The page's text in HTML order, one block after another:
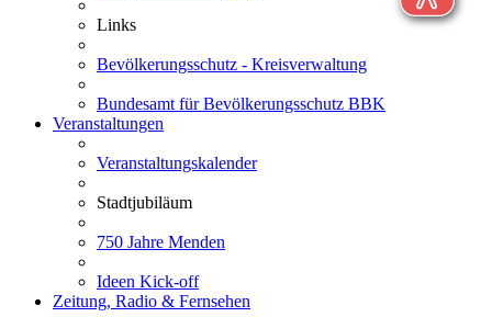
Links
Bevölkerungsschutz - Kreisverwaltung
Bundesamt für Bevölkerungsschutz BBK
Veranstaltungen
Veranstaltungskalender
Stadtjubiläum
750 Jahre Menden
Ideen Kick-off
Zeitung, Radio & Fernsehen